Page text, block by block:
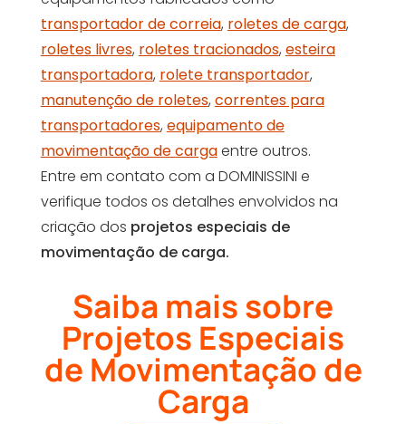
transportador de correia, roletes de carga,
roletes livres, roletes tracionados, esteira
transportadora, rolete transportador,
manutenção de roletes, correntes para
transportadores, equipamento de
movimentação de cargaentre outros.
Entre em contato com a DOMINISSINI e
verifique todos os detalhes envolvidos na
criação dos projetos especiais de
movimentação de carga.
Saiba mais sobre
Projetos Especiais
de Movimentação de
Carga